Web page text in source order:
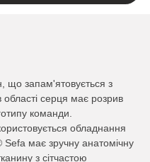
що запам'ятовується з
області серця має розрив
команди.
обладнання
має зручну анатомічну
з сітчастою